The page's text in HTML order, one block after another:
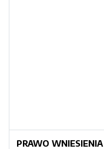
PRAWO WNIESIENIA